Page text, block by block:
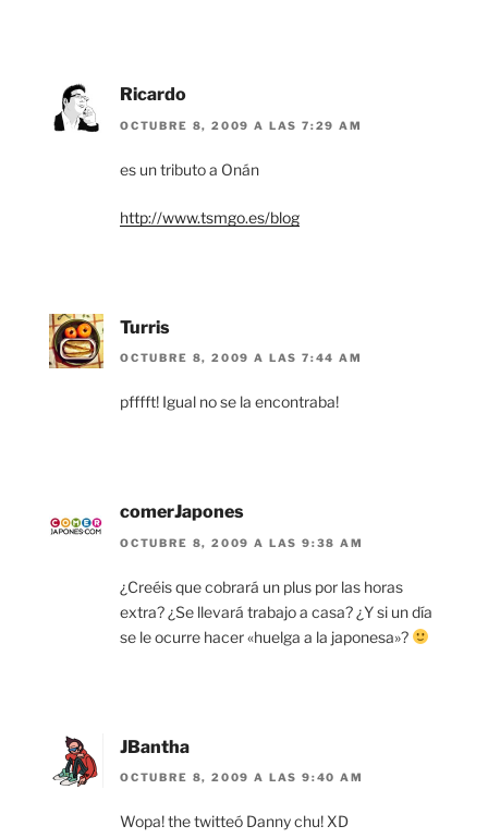
Ricardo
OCTUBRE 8, 2009 A LAS 7:29 AM
es un tributo a Onán
http://www.tsmgo.es/blog
Turris
OCTUBRE 8, 2009 A LAS 7:44 AM
pfffft! Igual no se la encontraba!
comerJapones
OCTUBRE 8, 2009 A LAS 9:38 AM
¿Creéis que cobrará un plus por las horas
extra? ¿Se llevará trabajo a casa? ¿Y si un día
se le ocurre hacer «huelga a la japonesa»?
JBantha
OCTUBRE 8, 2009 A LAS 9:40 AM
Wopa! the twitteó Danny chu! XD